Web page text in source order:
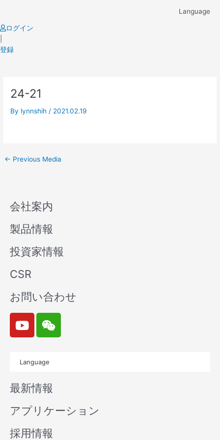
content
Language
ログイン
登録
24-21
By lynnshih / 2021.02.19
navigation
← Previous Media
会社案内
製品情報
投資家情報
CSR
お問い合わせ
Y
o
u
b
e
W
e
i
n
Language
最新情報
アプリケーション
採用情報